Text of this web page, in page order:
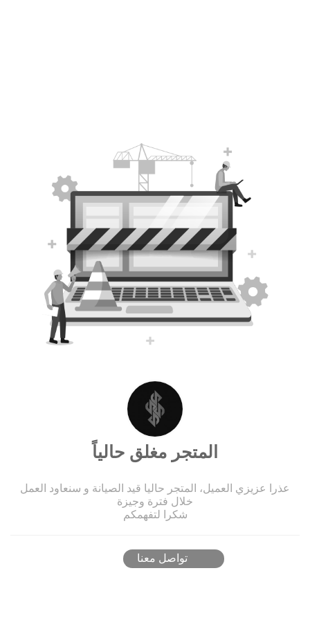
المتجر مغلق حالياً
عذرا عزيزي العميل، المتجر حاليا قيد الصيانة و سنعاود العمل
خلال فترة وجيزة
شكرا لتفهمكم
تواصل معنا